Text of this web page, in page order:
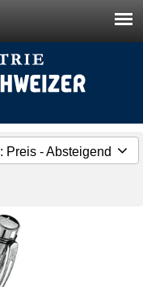
- TF
Preis - Absteigend